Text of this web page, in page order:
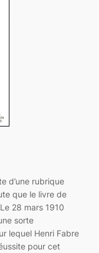
d’une rubrique
que le livre de
28 mars 1910
sorte
lequel Henri Fabre
pour cet